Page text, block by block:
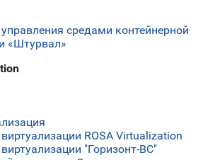
средами контейнерной
«Штурвал»
ROSA Virtualization
"Горизонт-ВС"